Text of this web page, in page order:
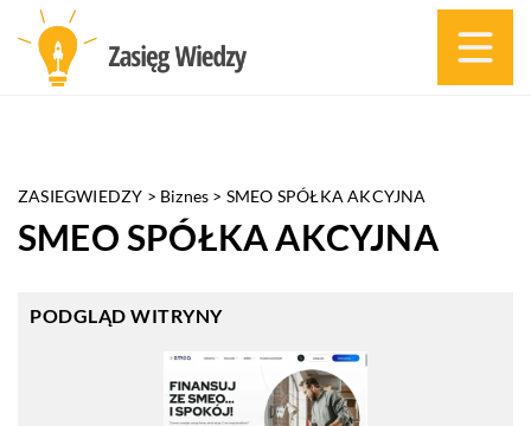
ZASIEGWIEDZY > Biznes > SMEO SPÓŁKA AKCYJNA
SMEO SPÓŁKA AKCYJNA
PODGLĄD WITRYNY